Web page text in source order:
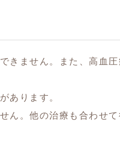
きません。また、高血
あります。
ん。他の治療も合わせ